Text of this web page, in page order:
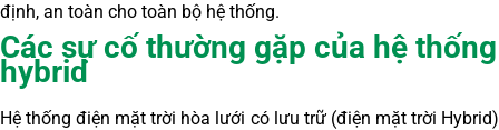
định, an toàn cho toàn bộ hệ thống.
Các sự cố thường gặp của hệ thống
hybrid
Hệ thống điện mặt trời hòa lưới có lưu trữ (điện mặt trời Hybrid)